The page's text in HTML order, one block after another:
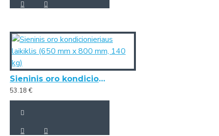
Sieninis oro kondicionieriaus laikiklis (650 mm x 800 mm, 140 kg)
53.18 €